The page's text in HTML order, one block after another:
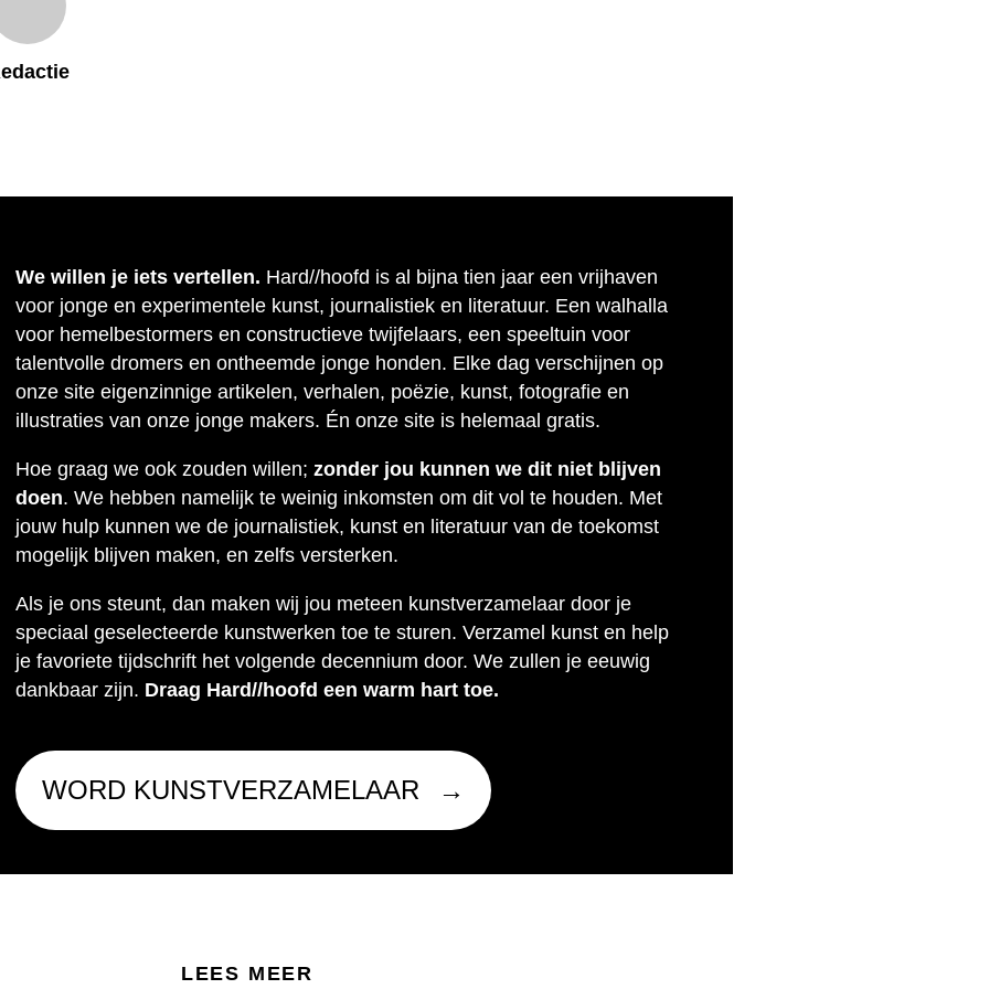
We willen je iets vertellen. Hard//hoofd is al bijna tien jaar een vrijhaven
voor jonge en experimentele kunst, journalistiek en literatuur. Een walhalla
voor hemelbestormers en constructieve twijfelaars, een speeltuin voor
talentvolle dromers en ontheemde jonge honden. Elke dag verschijnen op
onze site eigenzinnige artikelen, verhalen, poëzie, kunst, fotografie en
illustraties van onze jonge makers. Én onze site is helemaal gratis.
Hoe graag we ook zouden willen; zonder jou kunnen we dit niet blijven
doen. We hebben namelijk te weinig inkomsten om dit vol te houden. Met
jouw hulp kunnen we de journalistiek, kunst en literatuur van de toekomst
mogelijk blijven maken, en zelfs versterken.
Als je ons steunt, dan maken wij jou meteen kunstverzamelaar door je
speciaal geselecteerde kunstwerken toe te sturen. Verzamel kunst en help
je favoriete tijdschrift het volgende decennium door. We zullen je eeuwig
dankbaar zijn. Draag Hard//hoofd een warm hart toe.
WORD KUNSTVERZAMELAAR
LEES MEER